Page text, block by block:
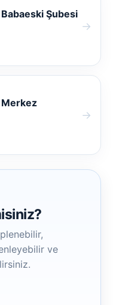
Şubesi
→
Merkez
→
ve